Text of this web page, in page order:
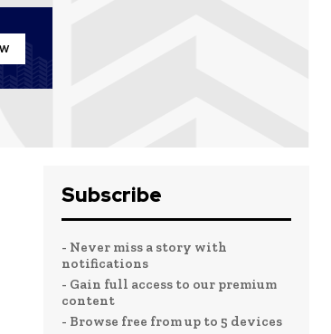
Subscribe
- Never miss a story with
notifications
- Gain full access to our premium
content
- Browse free from up to 5 devices